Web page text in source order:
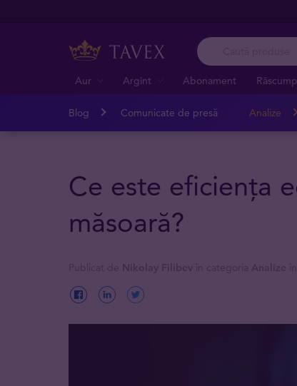
Aur Argint Abonament
Blog Comunicate de presă Analize
Ce este eficiența
măsoară?